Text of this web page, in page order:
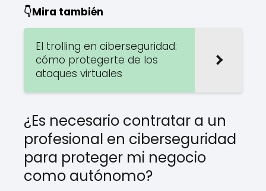
👇Mira también
El trolling en ciberseguridad:
cómo protegerte de los
ataques virtuales
¿Es necesario contratar a un
profesional en ciberseguridad
para proteger mi negocio
como autónomo?